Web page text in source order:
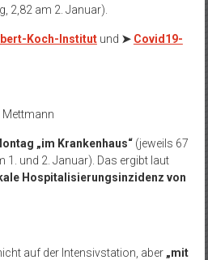
2,82 am 2. Januar).
Koch-Institutund ➤ Covid19-
Mettmann
„im Krankenhaus“ (jeweils 67
1. und 2. Januar). Das ergibt laut
Hospitalisierungsinzidenz von
auf der Intensivstation, aber „mit